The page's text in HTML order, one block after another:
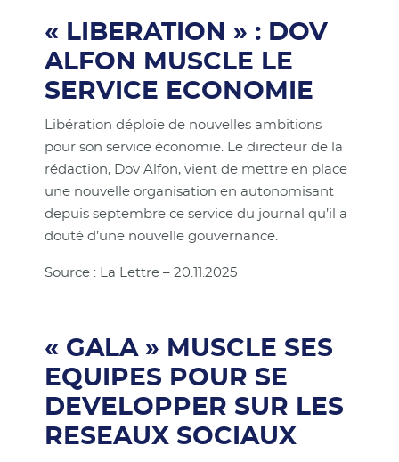
« LIBERATION » : DOV
ALFON MUSCLE LE
SERVICE ECONOMIE
Libération déploie de nouvelles ambitions
pour son service économie. Le directeur de la
rédaction, Dov Alfon, vient de mettre en place
une nouvelle organisation en autonomisant
depuis septembre ce service du journal qu’il a
douté d’une nouvelle gouvernance.
Source : La Lettre – 20.11.2025
« GALA » MUSCLE SES
EQUIPES POUR SE
DEVELOPPER SUR LES
RESEAUX SOCIAUX